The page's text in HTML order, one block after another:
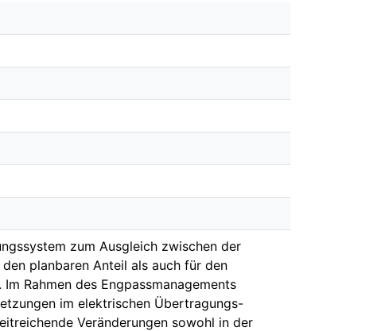
zum Ausgleich zwischen der
planbaren Anteil als auch für den
Rahmen des Engpassmanagements
im elektrischen Übertragungs-
Veränderungen sowohl in der